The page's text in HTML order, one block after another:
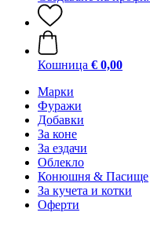
Кошница € 0,00
Марки
Фуражи
Добавки
За коне
За ездачи
Облекло
Конюшня & Пасище
За кучета и котки
Оферти